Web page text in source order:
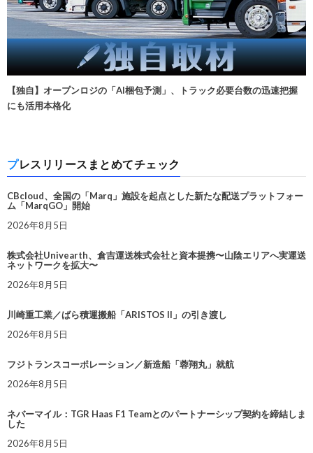
【独自】オープンロジの「AI梱包予測」、トラック必要台数の迅速把握
にも活用本格化
プレスリリースまとめてチェック
CBcloud、全国の「Marq」施設を起点とした新たな配送プラットフォー
ム「MarqGO」開始
2026年8月5日
株式会社Univearth、倉吉運送株式会社と資本提携〜山陰エリアへ実運送
ネットワークを拡大〜
2026年8月5日
川崎重工業／ばら積運搬船「ARISTOS II」の引き渡し
2026年8月5日
フジトランスコーポレーション／新造船「蓉翔丸」就航
2026年8月5日
ネバーマイル：TGR Haas F1 Teamとのパートナーシップ契約を締結しま
した
2026年8月5日